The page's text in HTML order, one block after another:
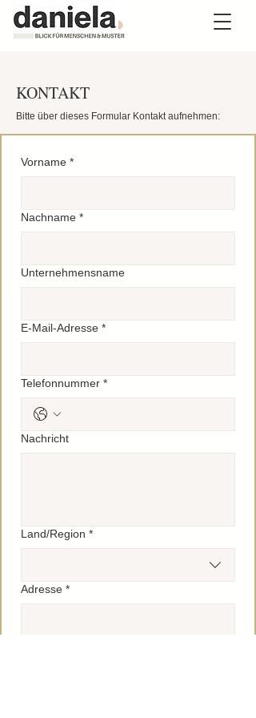
KONTAKT
Bitte über dieses Formular Kontakt aufnehmen:
Vorname *
Nachname *
Unternehmensname
E-Mail-Adresse *
Telefonnummer *
Nachricht
Mehrzeilige Adresse
Land/Region *
Adresse *